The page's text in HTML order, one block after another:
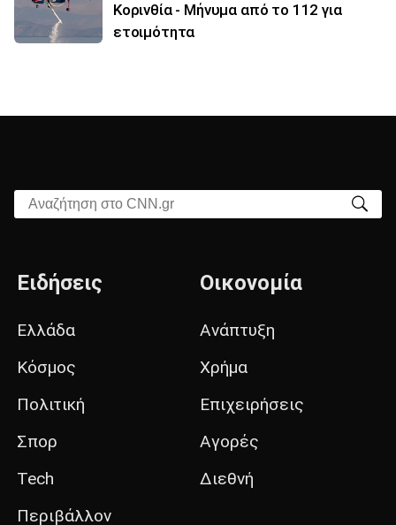
Κορινθία - Μήνυμα από το 112 για
ετοιμότητα
Αναζήτηση στο CNN.gr
Ειδήσεις
Ελλάδα
Κόσμος
Πολιτική
Σπορ
Tech
Περιβάλλον
Οικονομία
Ανάπτυξη
Χρήμα
Επιχειρήσεις
Αγορές
Διεθνή